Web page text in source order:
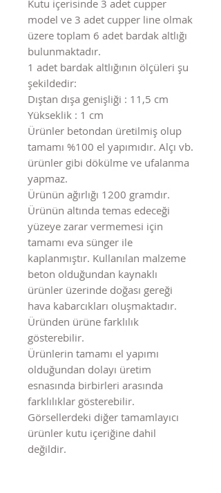
Kutu içerisinde 3 adet cupper
model ve 3 adet cupper line olmak
üzere toplam 6 adet bardak altlığı
bulunmaktadır.
1 adet bardak altlığının ölçüleri şu
şekildedir:
Dıştan dışa genişliği : 11,5 cm
Yükseklik : 1 cm
Ürünler betondan üretilmiş olup
tamamı %100 el yapımıdır. Alçı vb.
ürünler gibi dökülme ve ufalanma
yapmaz.
Ürünün ağırlığı 1200 gramdır.
Ürünün altında temas edeceği
yüzeye zarar vermemesi için
tamamı eva sünger ile
kaplanmıştır. Kullanılan malzeme
beton olduğundan kaynaklı
ürünler üzerinde doğası gereği
hava kabarcıkları oluşmaktadır.
Üründen ürüne farklılık
gösterebilir.
Ürünlerin tamamı el yapımı
olduğundan dolayı üretim
esnasında birbirleri arasında
farklılıklar gösterebilir.
Görsellerdeki diğer tamamlayıcı
ürünler kutu içeriğine dahil
değildir.